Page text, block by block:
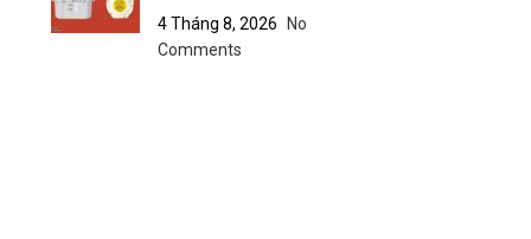
4 Tháng 8, 2026
No
Comments